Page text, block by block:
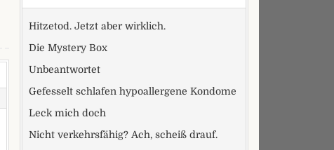
Hitzetod. Jetzt aber wirklich.
Die Mystery Box
Unbeantwortet
Gefesselt schlafen hypoallergene Kondome
Leck mich doch
Nicht verkehrsfähig? Ach, scheiß drauf.